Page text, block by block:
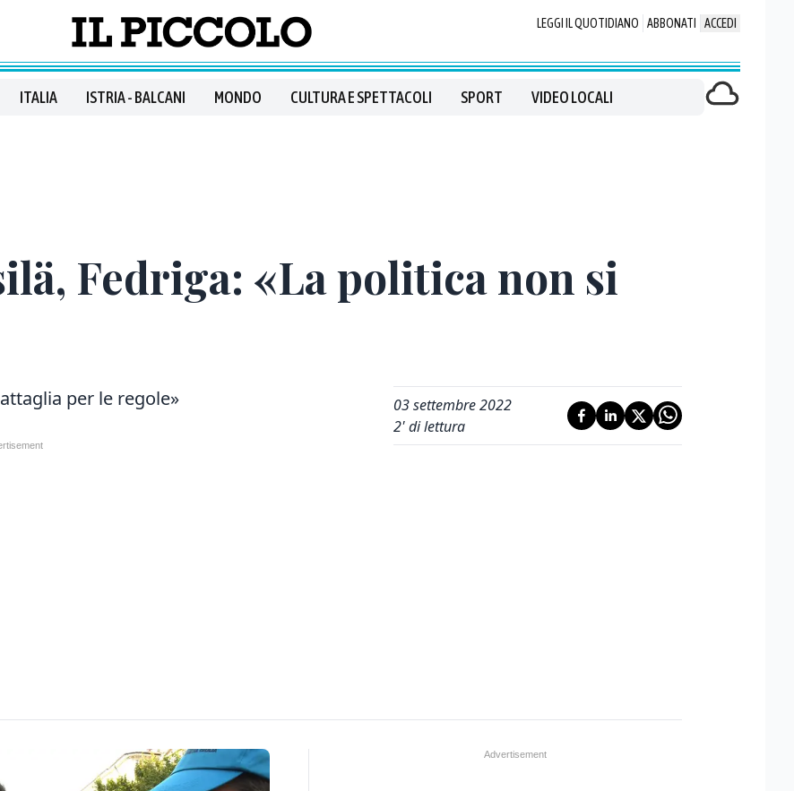
LEGGI IL QUOTIDIANO ABBONATI ACCEDI
ITALIA ISTRIA - BALCANI MONDO CULTURA E SPETTACOLI SPORT VIDEO LOCALI
Fedriga: «La politica non si
per le regole»
03 settembre 2022
2' di lettura